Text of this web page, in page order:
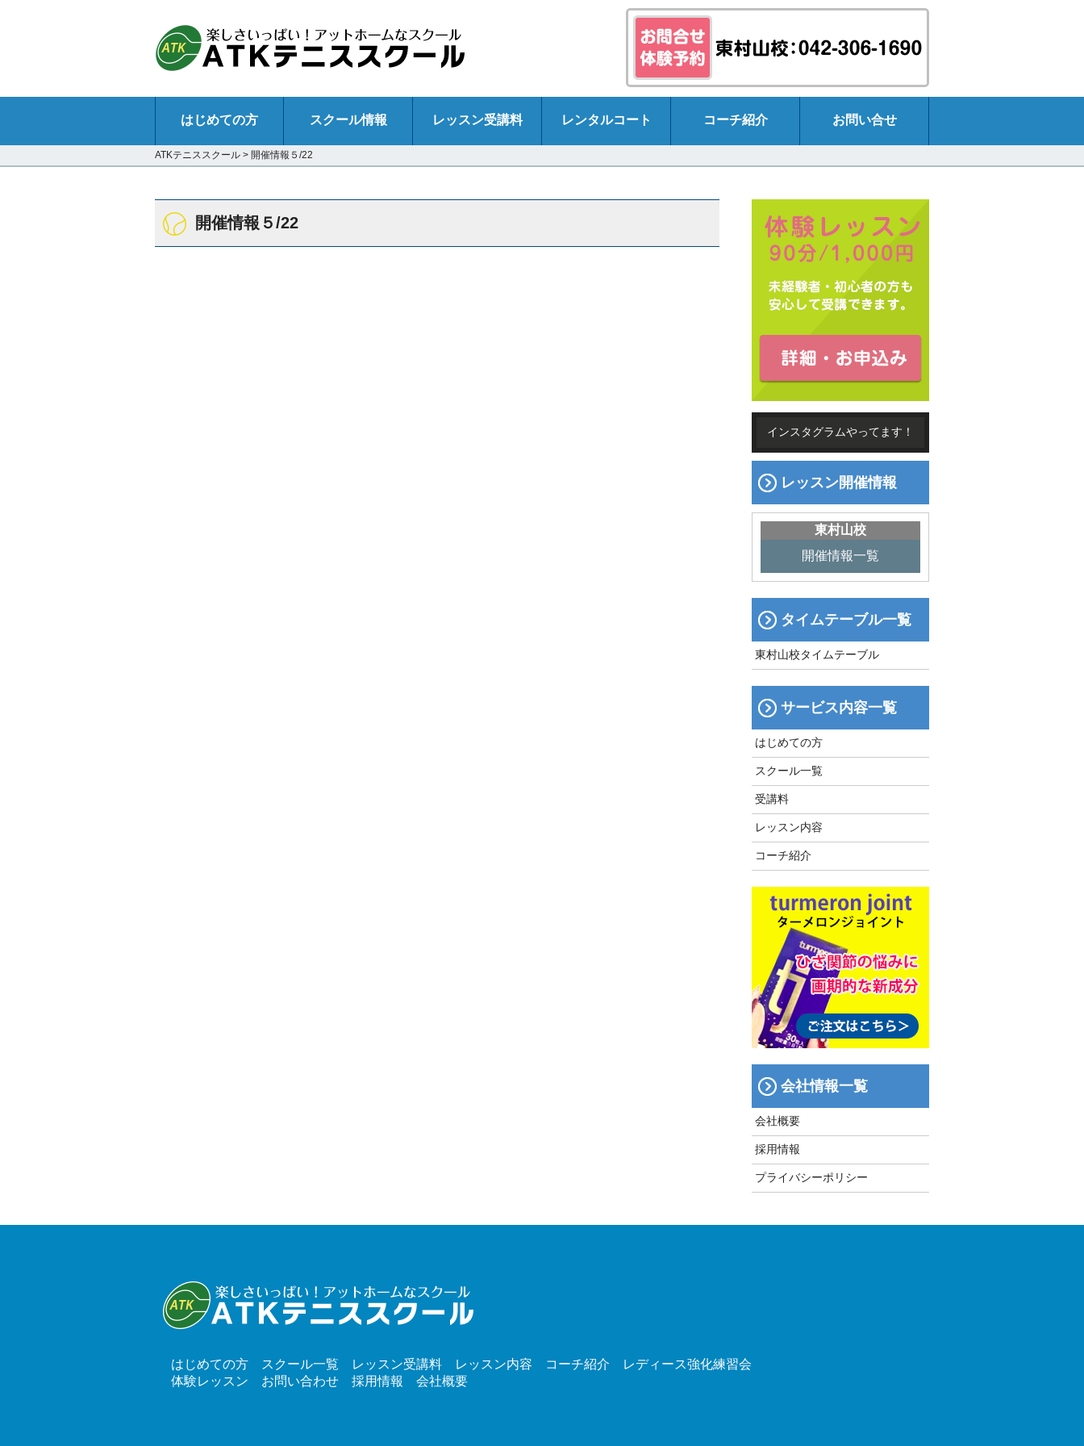
はじめての方 スクール情報 レッスン受講料 レンタルコート コーチ紹介 お問い合せ
ATKテニススクール > 開催情報５/22
開催情報５/22
インスタグラムやってます！
レッスン開催情報
東村山校
開催情報一覧
タイムテーブル一覧
東村山校タイムテーブル
サービス内容一覧
はじめての方
スクール一覧
受講料
レッスン内容
コーチ紹介
会社情報一覧
会社概要
採用情報
プライバシーポリシー
はじめての方 スクール一覧 レッスン受講料 レッスン内容 コーチ紹介
レディース強化練習会
体験レッスン
お問い合わせ 採用情報 会社概要